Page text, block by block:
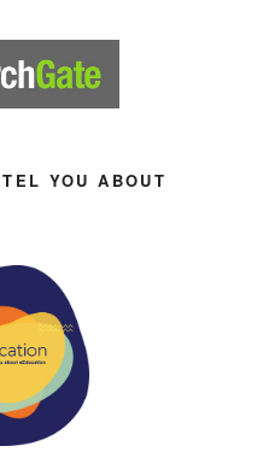
YOU ABOUT